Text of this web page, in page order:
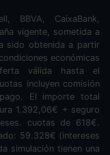
BBVA, CaixaBank,
vigente, sometida a
sido obtenida a partir
económicas
válida hasta el
incluyen comisión
El importe total
1.392,06€ + seguro
cuotas de 618€.
59.328€ (intereses
simulación tienen una